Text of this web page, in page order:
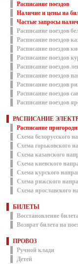
Расписание поездов
Наличие и цены на
Частые запросы
Расписание поездов
Расписание поездов
Расписание поездов
Расписание поездов
Расписание поездов
Расписание поездов
Расписание поездов
Расписание поездов
Расписание поездов
РАСПИСАНИЕ
Расписание
Схема белорусского
Схема горьковского
Схема казанского
Схема киевского
Схема курского
Схема рижского
Схема ярославского
БИЛЕТЫ
Восстановление
Возврат билета на
ПРОВОЗ
Ручной клади
Детей